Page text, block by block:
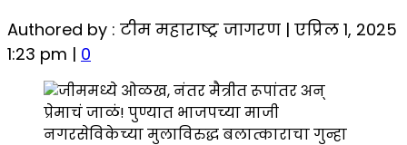
Authored by : टीम महाराष्ट्र जागरण | एप्रिल 1, 2025
1:23 pm | 0